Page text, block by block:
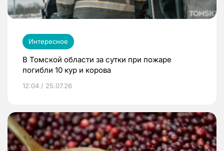
Интересное
В Томской области за сутки при пожаре
погибли 10 кур и корова
12:04 / 25.07.26